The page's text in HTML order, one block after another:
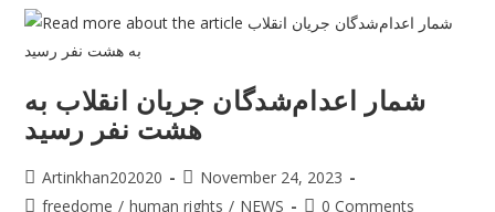
شمار اعدام‌شدگان جریان انقلاب به
هشت نفر رسید
Artinkhan202020
November 24, 2023
freedome / human rights / NEWS 0 Comments